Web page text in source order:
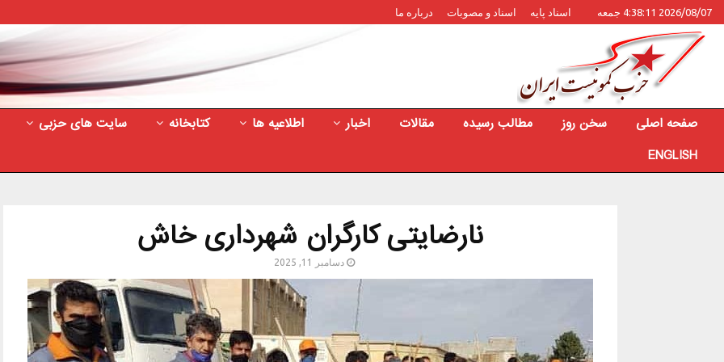
2026/08/07 4:38:11 جمعه اسناد پایه اسناد و مصوبات درباره ما
صفحه اصلی سخن روز مطالب رسیده مقالات اخبار اطلاعیه ها کتابخانه سایت های حزبی
ENGLISH
نارضایتی کارگران شهرداری خاش
دسامبر 11, 2025